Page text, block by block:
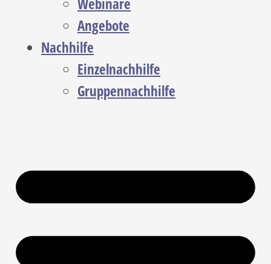
Webinare
Angebote
Nachhilfe
Einzelnachhilfe
Gruppennachhilfe